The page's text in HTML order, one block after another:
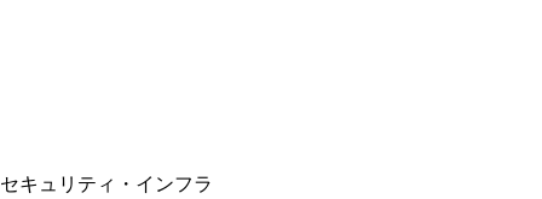
セキュリティ・インフラ